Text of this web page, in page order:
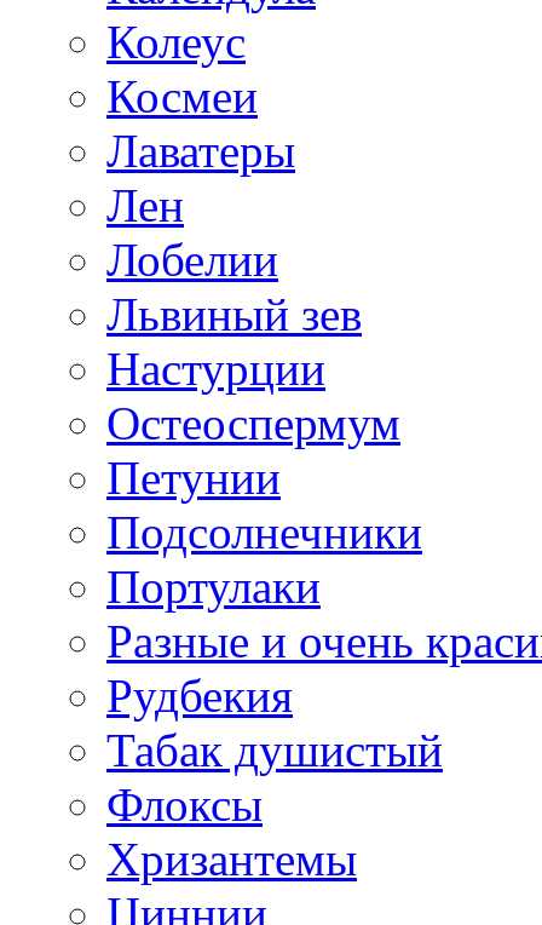
Колеус
Космеи
Лаватеры
Лен
Лобелии
Львиный зев
Настурции
Остеоспермум
Петунии
Подсолнечники
Портулаки
Разные и очень
Рудбекия
Табак душистый
Флоксы
Хризантемы
Циннии